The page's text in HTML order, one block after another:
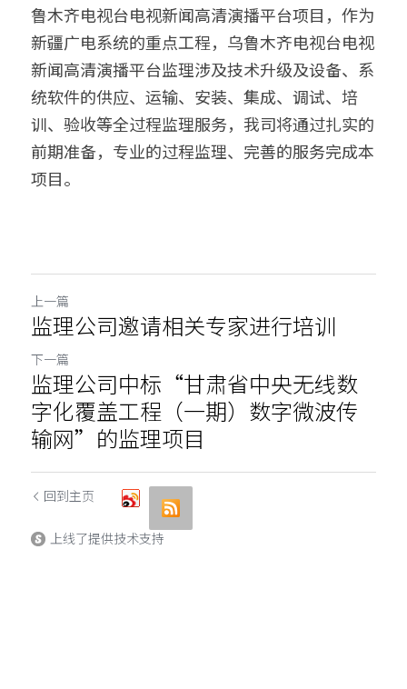
鲁木齐电视台电视新闻高清演播平台项目，作为
新疆广电系统的重点工程，乌鲁木齐电视台电视
新闻高清演播平台监理涉及技术升级及设备、系
统软件的供应、运输、安装、集成、调试、培
训、验收等全过程监理服务，我司将通过扎实的
前期准备，专业的过程监理、完善的服务完成本
项目。
上一篇
监理公司邀请相关专家进行培训
下一篇
监理公司中标“甘肃省中央无线数
字化覆盖工程（一期）数字微波传
输网”的监理项目
回到主页
上线了提供技术支持